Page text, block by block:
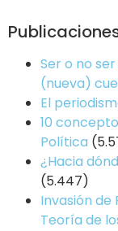
Ser o no
(nueva)
El
10
Política
¿Hacia
(5.447)
Invasión de
Teoría de